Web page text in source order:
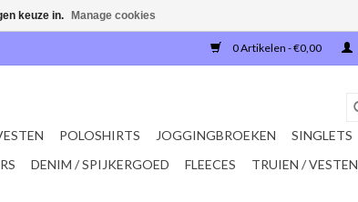
0 Artikelen - €0,00
POLOSHIRTS JOGGINGBROEKEN SINGLETS
DENIM / SPIJKERGOED FLEECES TRUIEN / VESTEN
keuze in. Manage cookies